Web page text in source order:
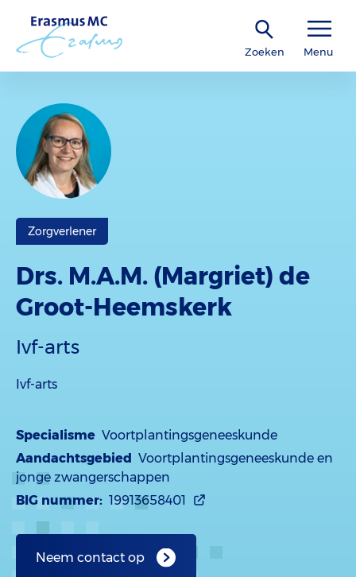
Zoeken Menu
Zorgverlener
Drs. M.A.M. (Margriet) de
Groot-Heemskerk
Ivf-arts
Ivf-arts
Specialisme Voortplantingsgeneeskunde
Aandachtsgebied Voortplantingsgeneeskunde en
jonge zwangerschappen
BIG nummer: 19913658401
Neem contact op